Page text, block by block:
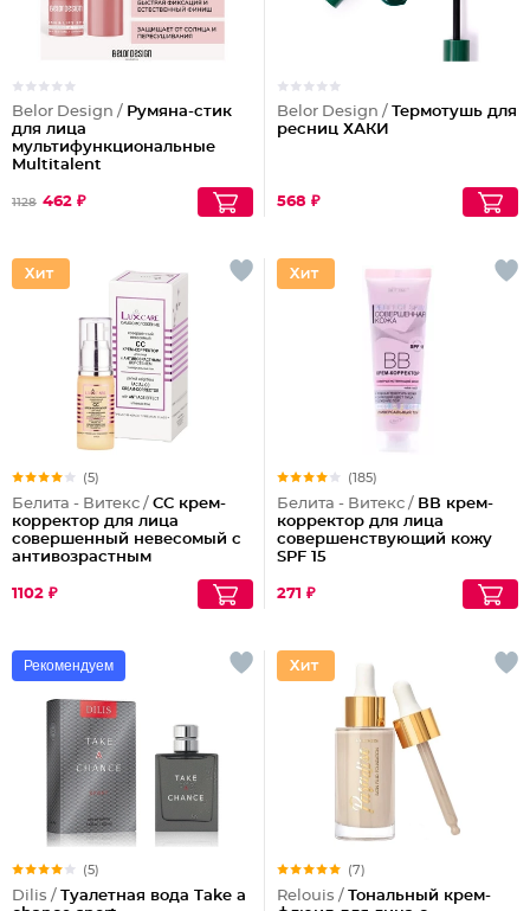
Belor Design / Румяна-стик
для лица
мультифункциональные
Multitalent
1128 462 ₽
Belor Design / Термотушь для
ресниц ХАКИ
568 ₽
(5)
Белита - Витекс / СС крем-
корректор для лица
совершенный невесомый с
антивозрастным
1102 ₽
(185)
Белита - Витекс / ВВ крем-
корректор для лица
совершенствующий кожу
SPF 15
271 ₽
Рекомендуем
(5)
Dilis / Туалетная вода Take a
(7)
Relouis / Тональный крем-